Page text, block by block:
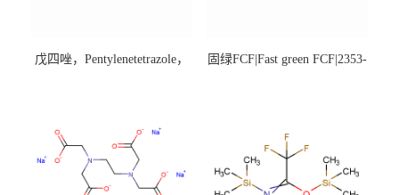
戊四唑，Pentylenetetrazole，
固绿FCF|Fast green FCF|2353-